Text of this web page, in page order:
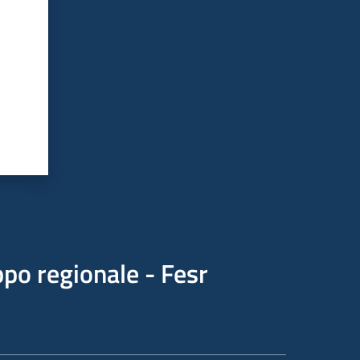
regionale - Fesr